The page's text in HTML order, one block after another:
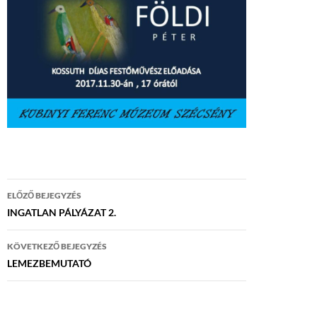
Bejegyzés
navigáció
ELŐZŐ BEJEGYZÉS
INGATLAN PÁLYÁZAT 2.
KÖVETKEZŐ BEJEGYZÉS
LEMEZBEMUTATÓ